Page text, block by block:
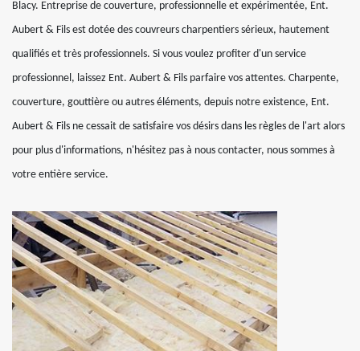
Blacy. Entreprise de couverture, professionnelle et expérimentée, Ent.
Aubert & Fils est dotée des couvreurs charpentiers sérieux, hautement
qualifiés et très professionnels. Si vous voulez profiter d'un service
professionnel, laissez Ent. Aubert & Fils parfaire vos attentes. Charpente,
couverture, gouttière ou autres éléments, depuis notre existence, Ent.
Aubert & Fils ne cessait de satisfaire vos désirs dans les règles de l'art alors
pour plus d'informations, n'hésitez pas à nous contacter, nous sommes à
votre entière service.